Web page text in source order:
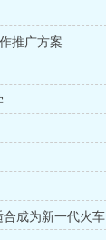
推广方案
合成为新一代火车